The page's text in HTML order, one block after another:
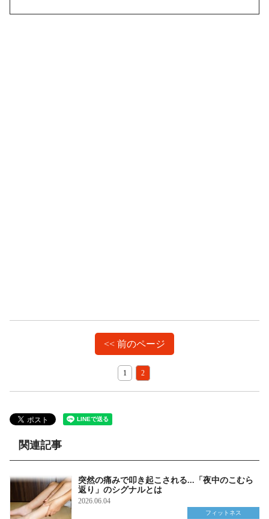
<< 前のページ
1 2
関連記事
突然の痛みで叩き起こされる...「夜中のこむら
返り」のシグナルとは
2026.06.04
フィットネス